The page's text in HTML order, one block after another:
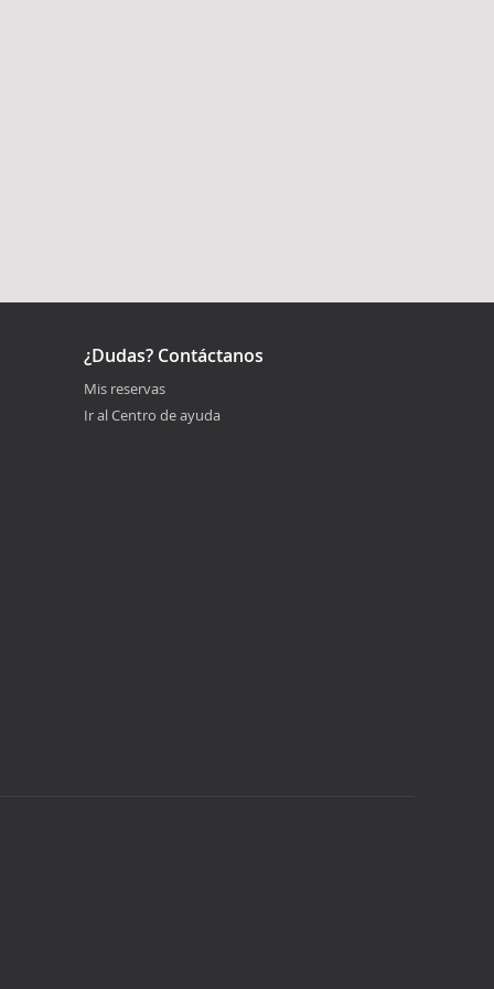
¿Dudas? Contáctanos
Mis reservas
Ir al Centro de ayuda